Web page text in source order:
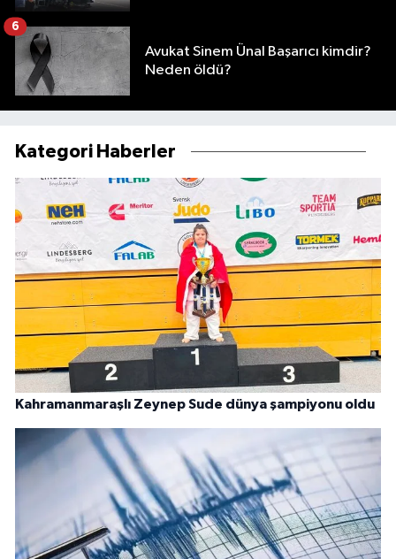
Avukat Sinem Ünal Başarıcı kimdir?
Neden öldü?
6
Kategori Haberler
Kahramanmaraşlı Zeynep Sude dünya şampiyonu oldu